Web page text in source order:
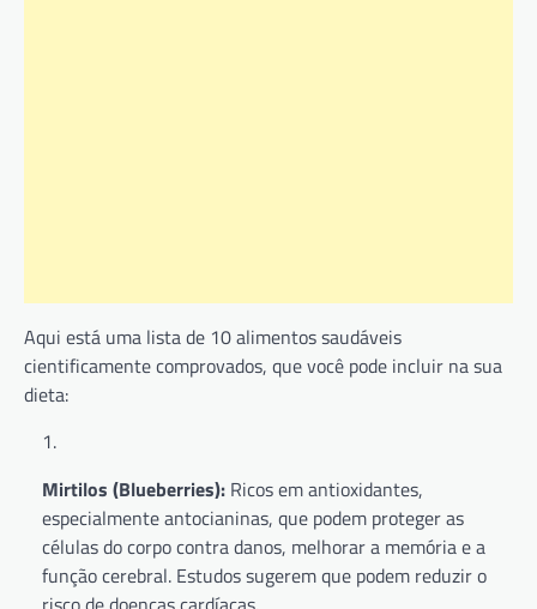
Aqui está uma lista de 10 alimentos saudáveis
cientificamente comprovados, que você pode incluir na sua
dieta:
Mirtilos (Blueberries): Ricos em antioxidantes,
especialmente antocianinas, que podem proteger as
células do corpo contra danos, melhorar a memória e a
função cerebral. Estudos sugerem que podem reduzir o